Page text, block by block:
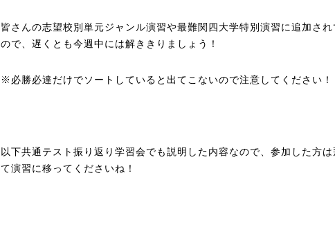
皆さんの志望校別単元ジャンル演習や最難関四大学特別演習に追加され
ので、遅くとも今週中には解ききりましょう！
※必勝必達だけでソートしていると出てこないので注意してください！
以下共通テスト振り返り学習会でも説明した内容なので、参加した方は
て演習に移ってくださいね！